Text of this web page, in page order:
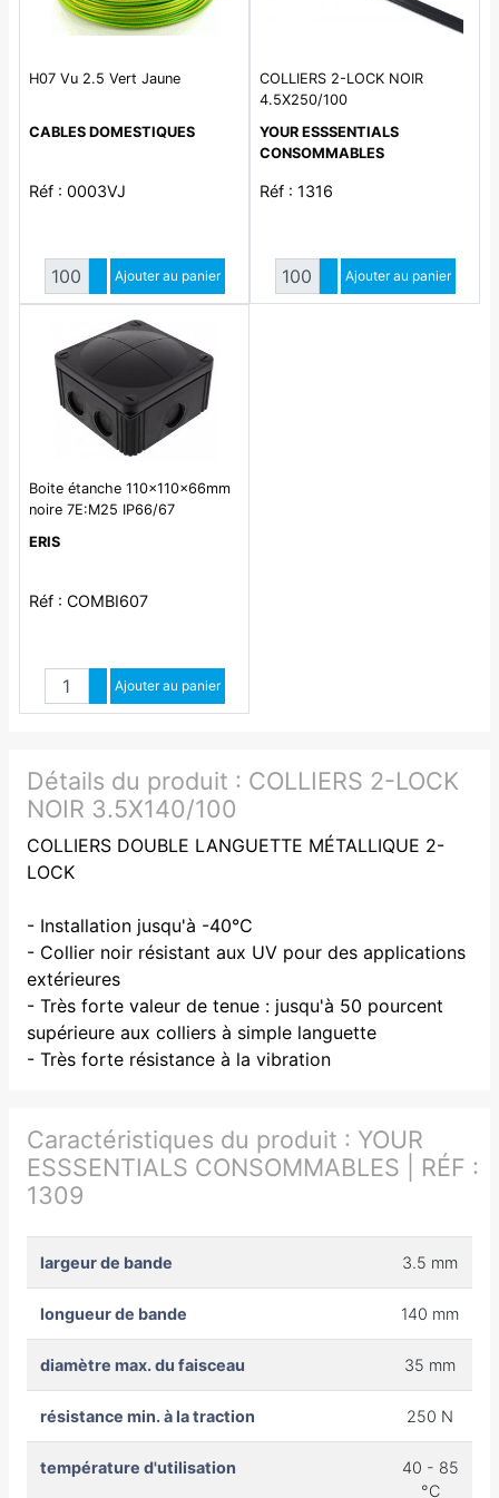
H07 Vu 2.5 Vert Jaune
CABLES DOMESTIQUES
Réf : 0003VJ
Quantité
Augmenter quantité
Diminuer quantité
Ajouter au panier
COLLIERS 2-LOCK NOIR
4.5X250/100
YOUR ESSSENTIALS
CONSOMMABLES
Réf : 1316
Quantité
Augmenter quantité
Diminuer quantité
Ajouter au panier
Boite étanche 110x110x66mm
noire 7E:M25 IP66/67
ERIS
Réf : COMBI607
Quantité
Augmenter quantité
Diminuer quantité
Ajouter au panier
Détails du produit : COLLIERS 2-LOCK
NOIR 3.5X140/100
COLLIERS DOUBLE LANGUETTE MÉTALLIQUE 2-
LOCK
- Installation jusqu'à -40°C
- Collier noir résistant aux UV pour des applications
extérieures
- Très forte valeur de tenue : jusqu'à 50 pourcent
supérieure aux colliers à simple languette
- Très forte résistance à la vibration
Caractéristiques du produit : YOUR
ESSSENTIALS CONSOMMABLES | RÉF :
1309
largeur de bande 3.5 mm
longueur de bande 140 mm
diamètre max. du faisceau 35 mm
résistance min. à la traction 250 N
température d'utilisation
40 - 85
°C